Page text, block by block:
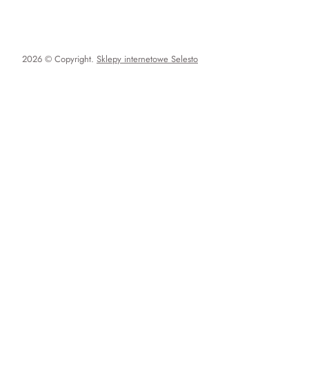
2026 © Copyright. Sklepy internetowe Selesto